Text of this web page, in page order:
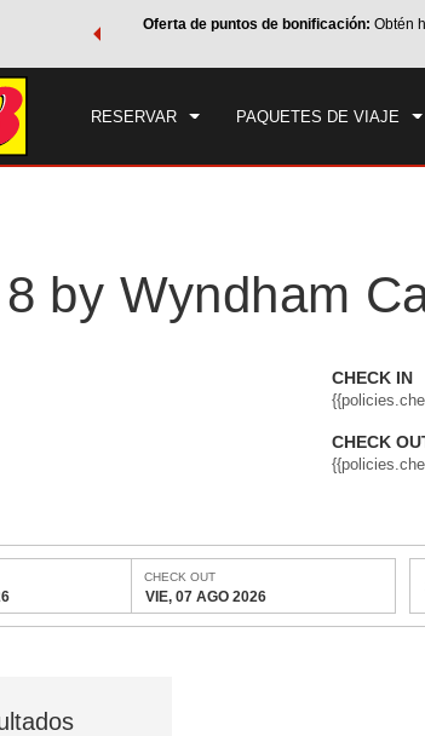
Rewards
Oferta de puntos de bonificación:Obtén
RESERVAR PAQUETES DE VIAJE
CHECK IN
by Wyndham
CHECK IN
CHECK
CHECK OUT
VIE, 07 AGO 2026